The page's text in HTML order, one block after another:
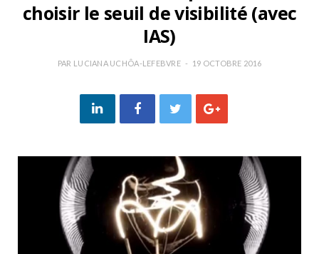
choisir le seuil de visibilité (avec
IAS)
PAR LUCIANA UCHÔA-LEFEBVRE 19 OCTOBRE 2016